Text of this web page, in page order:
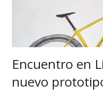
Encuentro en
nuevo